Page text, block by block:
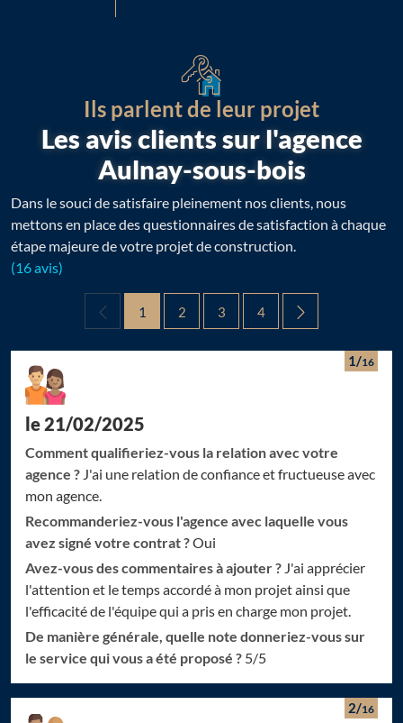
Ils parlent de leur projet
Les avis clients sur l'agence
Aulnay-sous-bois
Dans le souci de satisfaire pleinement nos clients, nous
mettons en place des questionnaires de satisfaction à chaque
étape majeure de votre projet de construction.
(16 avis)
1 2 3 4
1/16
le 21/02/2025
Comment qualifieriez-vous la relation avec votre
agence ? J'ai une relation de confiance et fructueuse avec
mon agence.
Recommanderiez-vous l'agence avec laquelle vous
avez signé votre contrat ?Oui
De manière générale, quelle note donneriez-vous sur
le service qui vous a été proposé ? 5/5
Avez-vous des commentaires à ajouter ? J'ai apprécier
l'attention et le temps accordé à mon projet ainsi que
l'efficacité de l'équipe qui a pris en charge mon projet.
2/16